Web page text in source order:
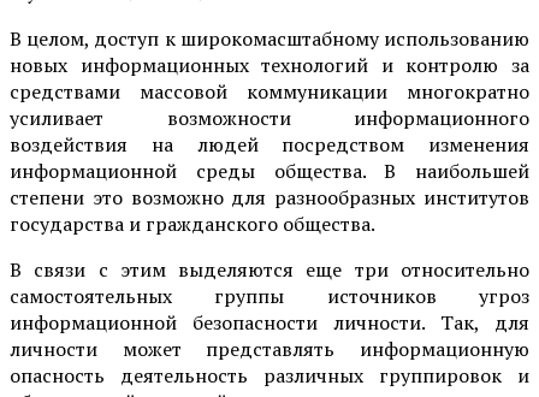
В целом, доступ к широкомасштабному использованию
новых информационных технологий и контролю за
средствами массовой коммуникации многократно
усиливает возможности информационного
воздействия на людей посредством изменения
информационной среды общества. В наибольшей
степени это возможно для разнообразных институтов
государства и гражданского общества.
В связи с этим выделяются еще три относительно
самостоятельных группы источников угроз
информационной безопасности личности. Так, для
личности может представлять информационную
опасность деятельность различных группировок и